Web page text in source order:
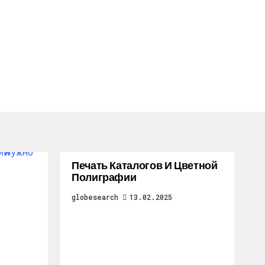
Печать Каталогов И Цветной
Полиграфии
globesearch 13.02.2025